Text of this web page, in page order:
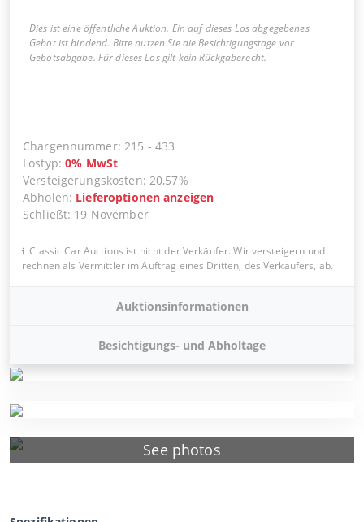
See photos
Dies ist eine öffentliche Auktion. Ein auf dieses Los abgegebenes
Gebot ist bindend. Bitte nutzen Sie die Besichtigungstage vor
Gebotsabgabe. Für dieses Los gilt kein Rückgaberecht.
Chargennummer:215 - 433
Lostyp:0% MwSt
Versteigerungskosten: 20,57%
Abholen: Lieferoptionen anzeigen
Schließt: 19 November
Classic Car Auctions ist nicht der Verkäufer. Wir versteigern und
rechnen als Vermittler im Auftrag eines Dritten, des Verkäufers, ab.
Auktionsinformationen
Besichtigungs- und Abholtage